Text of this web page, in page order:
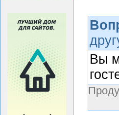
Вы